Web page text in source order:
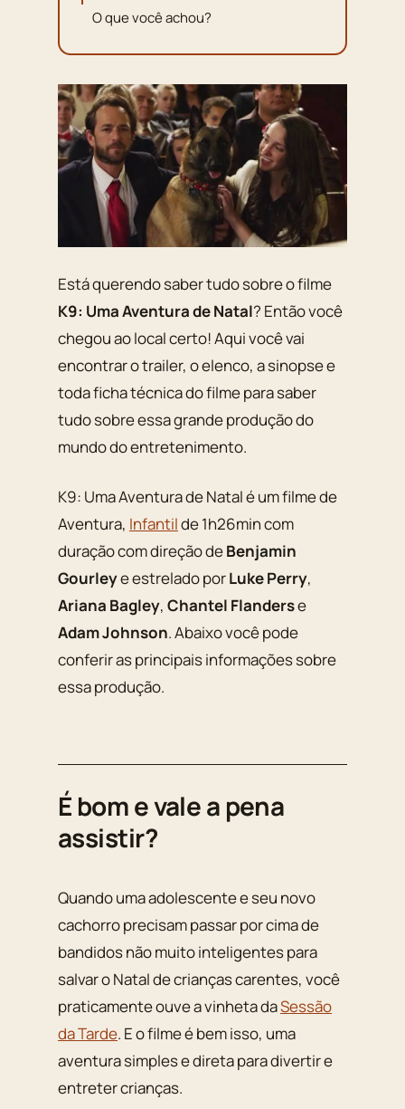
O que você achou?
Está querendo saber tudo sobre o filme
K9: Uma Aventura de Natal? Então você
chegou ao local certo! Aqui você vai
encontrar o trailer, o elenco, a sinopse e
toda ficha técnica do filme para saber
tudo sobre essa grande produção do
mundo do entretenimento.
K9: Uma Aventura de Natal é um filme de
Aventura, Infantilde 1h26min com
duração com direção deBenjamin
Gourleye estrelado porLuke Perry,
Ariana Bagley, Chantel Flanderse
Adam Johnson. Abaixo você pode
conferir as principais informações sobre
essa produção.
É bom e vale a pena
assistir?
Quando uma adolescente e seu novo
cachorro precisam passar por cima de
bandidos não muito inteligentes para
salvar o Natal de crianças carentes, você
praticamente ouve a vinheta daSessão
da Tarde. E o filme é bem isso, uma
aventura simples e direta para divertir e
entreter crianças.